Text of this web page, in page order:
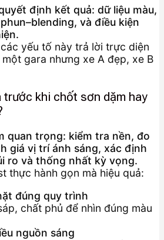
định kết quả: dữ liệu màu,
và điều kiện
yếu tố này trả lời trực diện
gara nhưng xe A đẹp, xe B
trước khi chốt sơn dặm hay
quan trọng: kiểm tra nền, đo
giá vị trí ánh sáng, xác định
ro và thống nhất kỳ vọng.
thực hành gọn mà hiệu quả:
đúng quy trình
chất phủ để nhìn đúng màu
nguồn sáng